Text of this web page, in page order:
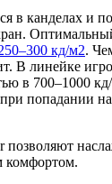
в канделах и
кд/м2.
В линейке
в 700–1000
попадании
комфортом.